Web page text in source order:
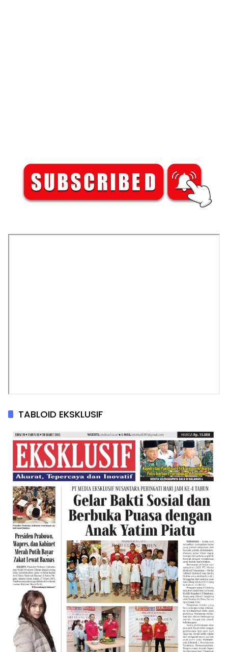
TABLOID EKSKLUSIF